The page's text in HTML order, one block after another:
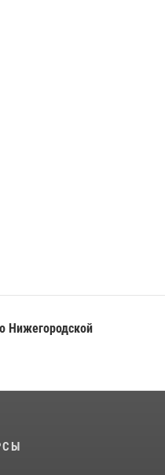
Нижегородской